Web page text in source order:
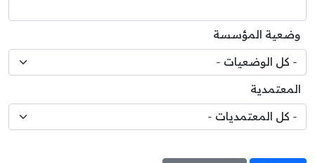
وضعية المؤسسة
المعتمدية